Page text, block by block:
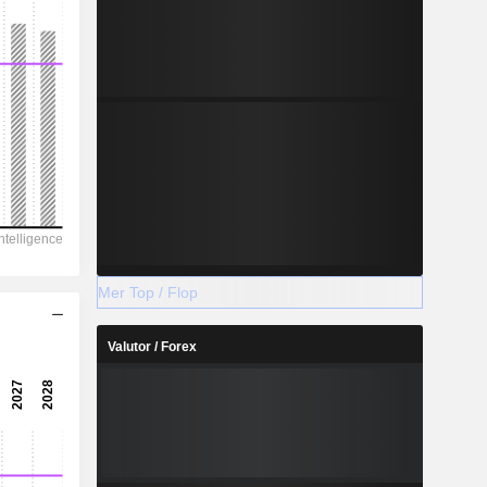
Mer Top / Flop
Valutor / Forex